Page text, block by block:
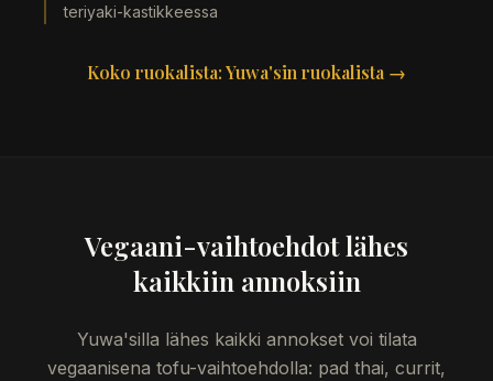
teriyaki-kastikkeessa
Koko ruokalista: Yuwa'sin ruokalista →
Vegaani-vaihtoehdot lähes
kaikkiin annoksiin
Yuwa'silla lähes kaikki annokset voi tilata
vegaanisena tofu-vaihtoehdolla: pad thai, currit,